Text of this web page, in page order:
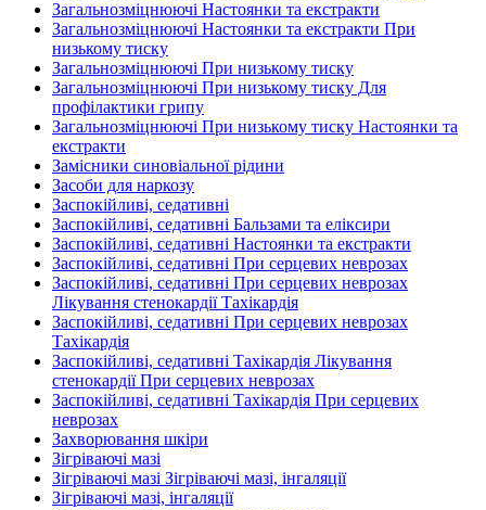
Загальнозміцнюючі Настоянки та екстракти
Загальнозміцнюючі Настоянки та екстракти При
низькому тиску
Загальнозміцнюючі При низькому тиску
Загальнозміцнюючі При низькому тиску Для
профілактики грипу
Загальнозміцнюючі При низькому тиску Настоянки та
екстракти
Замісники синовіальної рідини
Засоби для наркозу
Заспокійливі, седативні
Заспокійливі, седативні Бальзами та еліксири
Заспокійливі, седативні Настоянки та екстракти
Заспокійливі, седативні При серцевих неврозах
Заспокійливі, седативні При серцевих неврозах
Лікування стенокардії Тахікардія
Заспокійливі, седативні При серцевих неврозах
Тахікардія
Заспокійливі, седативні Тахікардія Лікування
стенокардії При серцевих неврозах
Заспокійливі, седативні Тахікардія При серцевих
неврозах
Захворювання шкіри
Зігріваючі мазі
Зігріваючі мазі Зігріваючі мазі, інгаляції
Зігріваючі мазі, інгаляції